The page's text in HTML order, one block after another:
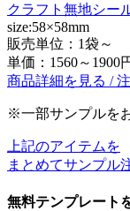
クラフト無地シー
size:58×58mm
販売単位：1袋～
単価： 1560～1900
商品詳細を見る /
※一部サンプルを
上記のアイテムを
まとめてサンプル
無料テンプレート